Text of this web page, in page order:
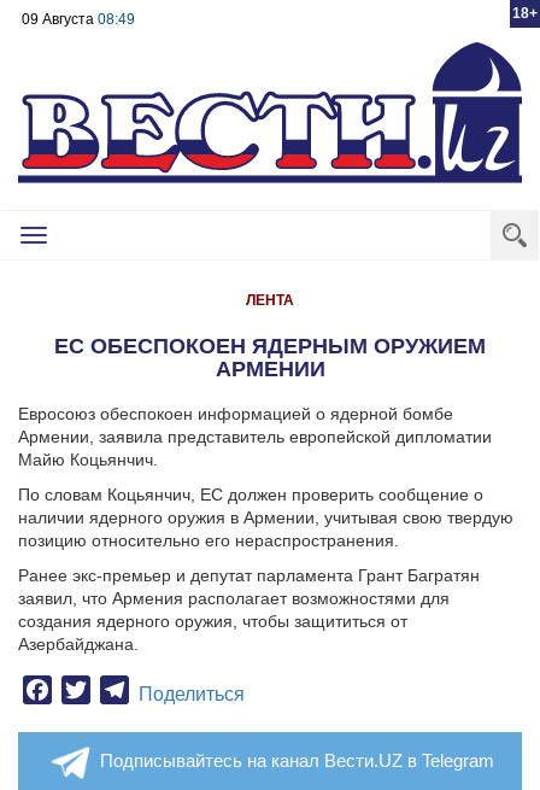
18+
09 Августа 08:49
Toggle
ЛЕНТА
ЕС ОБЕСПОКОЕН ЯДЕРНЫМ ОРУЖИЕМ
АРМЕНИИ
Евросоюз обеспокоен информацией о ядерной бомбе
Армении, заявила представитель европейской дипломатии
Майю Коцьянчич.
По словам Коцьянчич, ЕС должен проверить сообщение о
наличии ядерного оружия в Армении, учитывая свою твердую
позицию относительно его нераспространения.
Ранее экс-премьер и депутат парламента Грант Багратян
заявил, что Армения располагает возможностями для
создания ядерного оружия, чтобы защититься от
Азербайджана.
Facebook
TwitterTelegram
Поделиться
Подписывайтесь на канал Вести.UZ в Telegram